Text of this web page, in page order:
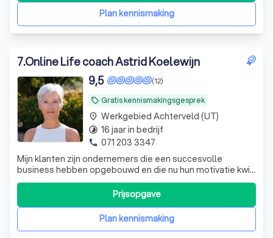
Plan kennismaking
7.Online Life coach Astrid Koelewijn
local_offer Gratis kennismakingsgesprek
(12)
9,5
Mijn klanten zijn ondernemers die een succesvolle
business hebben opgebouwd en die nu hun motivatie kwijt
zijn of het gaat niet zoals ze zouden willen, thuis of binnen
Plan kennismaking
Prijsopgave
place Werkgebied Achterveld (UT)
timelapse 16 jaar in bedrijf
phone 071 203 3347